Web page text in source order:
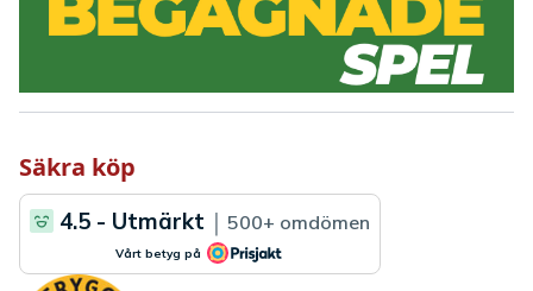
Säkra köp